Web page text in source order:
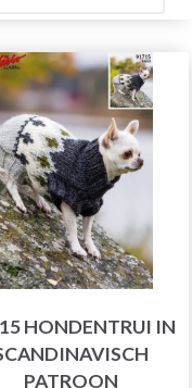
HONDENTRUI IN
PATROON